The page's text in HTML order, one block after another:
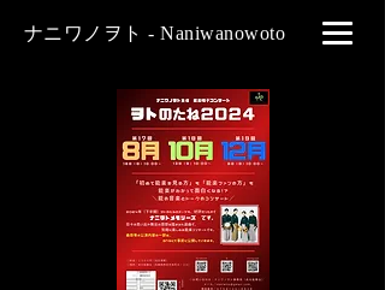
​ナニワノヲト - Naniwanowoto